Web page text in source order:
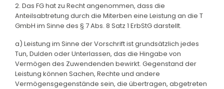
2. Das FG hat zu Recht angenommen, dass die
Anteilsabtretung durch die Miterben eine Leistung an die T
GmbH im Sinne des § 7 Abs. 8 Satz 1 ErbStG darstellt.
a) Leistung im Sinne der Vorschrift ist grundsätzlich jedes
Tun, Dulden oder Unterlassen, das die Hingabe von
Vermögen des Zuwendenden bewirkt. Gegenstand der
Leistung können Sachen, Rechte und andere
Vermögensgegenstände sein, die übertragen, abgetreten